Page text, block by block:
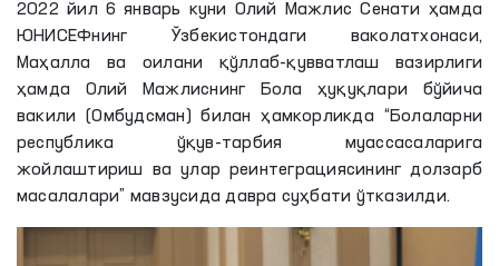
2022 йил 6 январь куни Олий Мажлис Сенати ҳамда
ЮНИCЕФнинг Ўзбекистондаги ваколатхонаси,
Маҳалла ва оилани қўллаб-қувватлаш вазирлиги
ҳамда Олий Мажлиснинг Бола ҳуқуқлари бўйича
вакили (Омбудсман) билан ҳамкорликда “Болаларни
республика ўқув-тарбия муассасаларига
жойлаштириш ва улар реинтеграциясининг долзарб
масалалари” мавзусида давра суҳбати ўтказилди.